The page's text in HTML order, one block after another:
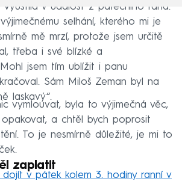
vyústila v událost z pátečního rána.
selhání, kterého mi je
mě mrzí, protože jsem určitě
třeba i své blízké a
jsem tím ublížit i panu
Sám Miloš Zeman byl na
laskavý“.
vymlouvat, byla to výjimečná věc,
a chtěl bych poprosit
To je nesmírně důležité, je mi to
zaplatit
dojít v pátek kolem 3. hodiny ranní v